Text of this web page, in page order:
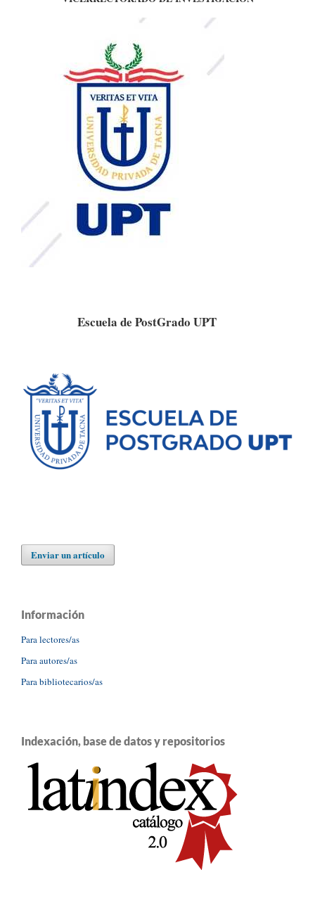
Escuela de PostGrado UPT
Enviar un artículo
Información
Para lectores/as
Para autores/as
Para bibliotecarios/as
Indexación, base de datos y repositorios